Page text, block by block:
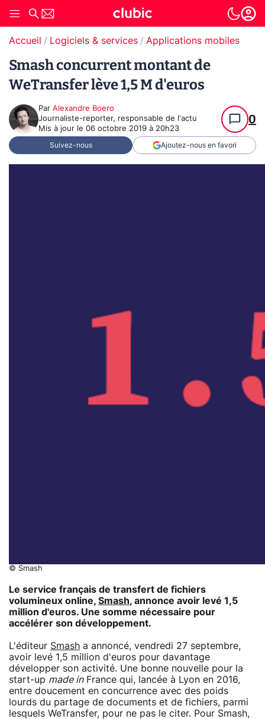
Accueil Logiciels & services Applications mobiles
Smash concurrent montant de
WeTransfer lève 1,5 M d'euros
Par Alexandre Boero
Journaliste-reporter, responsable de l'actu
Mis à jour le 06 octobre 2019 à 20h23
0
Suivez-nous Ajoutez-nous en favori
© Smash
Le service français de transfert de fichiers
volumineux online, Smash, annonce avoir levé 1,5
million d'euros. Une somme nécessaire pour
accélérer son développement.
L'éditeur Smash a annoncé, vendredi 27 septembre,
avoir levé 1,5 million d'euros pour davantage
développer son activité. Une bonne nouvelle pour la
start-up made inFrance qui, lancée à Lyon en 2016,
entre doucement en concurrence avec des poids
lourds du partage de documents et de fichiers, parmi
lesquels WeTransfer, pour ne pas le citer. Pour Smash,